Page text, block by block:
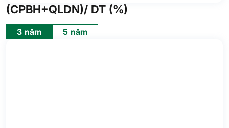
(CPBH+QLDN)/ DT (%)
3 năm 5 năm